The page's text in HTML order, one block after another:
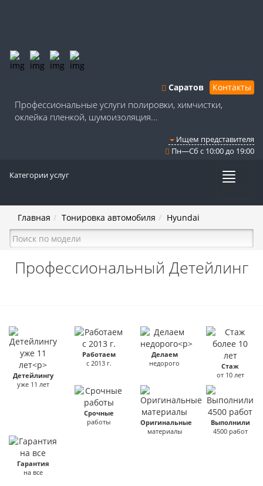
Саратов Контакты
Профессиональные услуги полировки, химчистки,
оклейка пленкой, шумоизоляция...
Ищем представителя
Пн—Сб с 10:00 до 19:00
Категории услуг
Главная Тонировка автомобиля Hyundai
Профессиональный Детейлинг
Детейлингу
уже 11 лет
Работаем
с 2013 г.
Делаем
недорого
Стаж
от 10 лет
Срочные
работы
Оригинальные
материалы
Выполнили
4500 работ
Гарантия
на все